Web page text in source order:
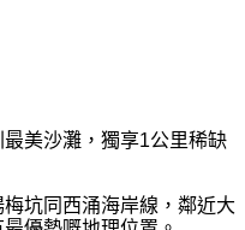
美沙灘，獨享1公里稀缺
坑同西涌海岸線，鄰近大